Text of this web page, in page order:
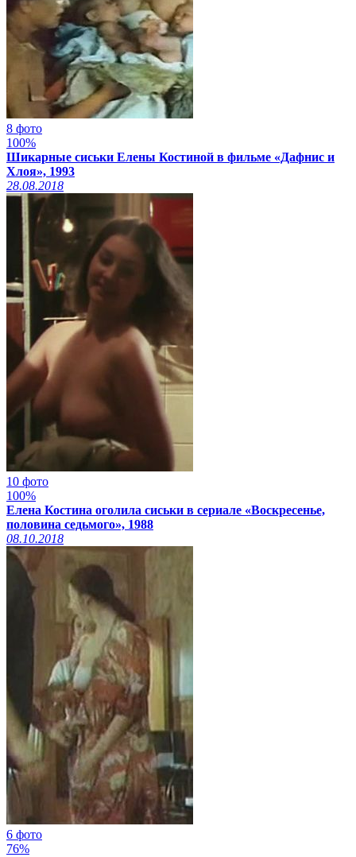
8 фото
100%
Шикарные сиськи Елены Костиной в фильме «Дафнис и
Хлоя», 1993
28.08.2018
10 фото
100%
Елена Костина оголила сиськи в сериале «Воскресенье,
половина седьмого», 1988
08.10.2018
6 фото
76%